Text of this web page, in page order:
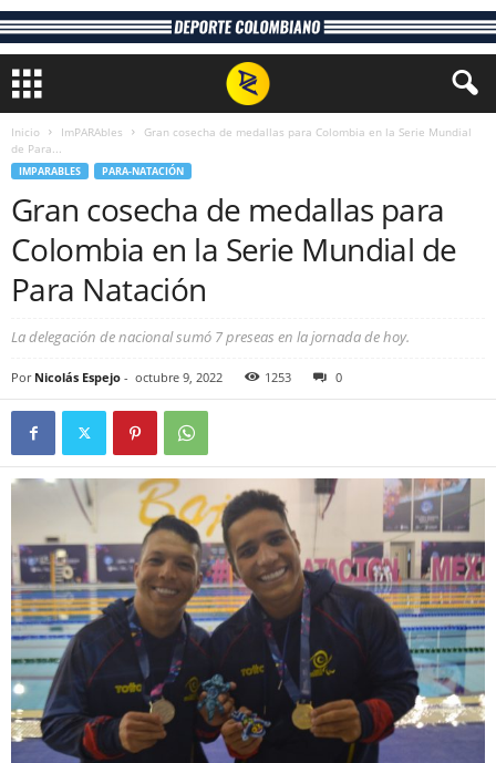
Inicio ImPARAbles
Gran cosecha de medallas para Colombia en la Serie Mundial
de Para...
IMPARABLES PARA-NATACIÓN
Gran cosecha de medallas para
Colombia en la Serie Mundial de
Para Natación
La delegación de nacional sumó 7 preseas en la jornada de hoy.
Por Nicolás Espejo - octubre 9, 2022 1253 0